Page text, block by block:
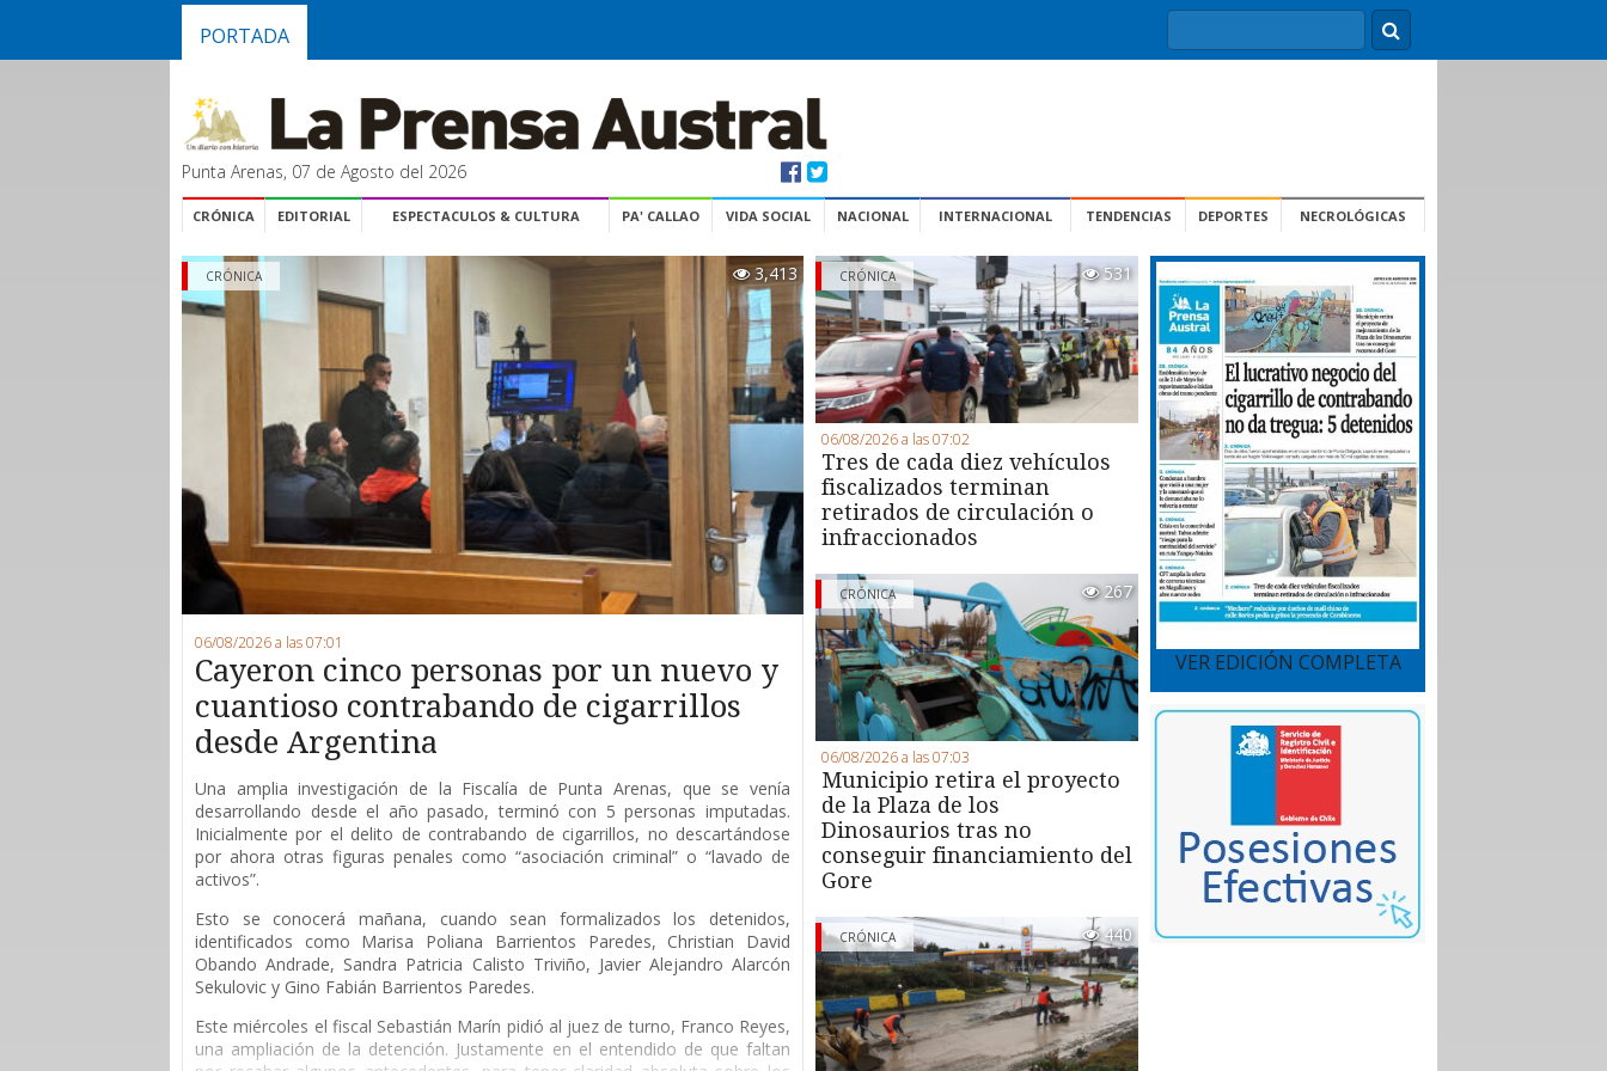
PORTADA
Punta Arenas, 07 de Agosto del 2026
CRÓNICA EDITORIAL ESPECTACULOS & CULTURA PA' CALLAO VIDA SOCIAL NACIONAL INTERNACIONAL TENDENCIAS DEPORTES NECROLÓGICAS
3,413
CRÓNICA
06/08/2026 a las 07:01
Cayeron cinco personas por un nuevo y
cuantioso contrabando de cigarrillos
desde Argentina
Una amplia investigación de la Fiscalía de Punta Arenas, que se venía
desarrollando desde el año pasado, terminó con 5 personas imputadas.
Inicialmente por el delito de contrabando de cigarrillos, no descartándose
por ahora otras figuras penales como “asociación criminal” o “lavado de
activos”.
Esto se conocerá mañana, cuando sean formalizados los detenidos,
identificados como Marisa Poliana Barrientos Paredes, Christian David
Obando Andrade, Sandra Patricia Calisto Triviño, Javier Alejandro Alarcón
Sekulovic y Gino Fabián Barrientos Paredes.
Este miércoles el fiscal Sebastián Marín pidió al juez de turno, Franco Reyes,
una ampliación de la detención. Justamente en el entendido de que faltan
CRÓNICA 531
06/08/2026 a las 07:02
Tres de cada diez vehículos
fiscalizados terminan
retirados de circulación o
infraccionados
CRÓNICA 267
06/08/2026 a las 07:03
Municipio retira el proyecto
de la Plaza de los
Dinosaurios tras no
conseguir financiamiento del
Gore
CRÓNICA 440
VER EDICIÓN COMPLETA